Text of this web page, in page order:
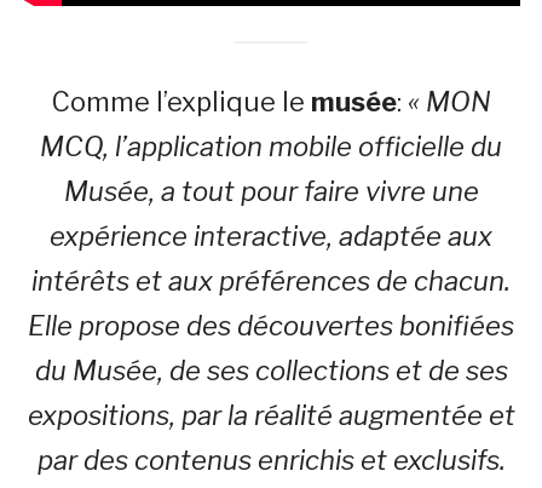
Comme l’explique le musée: « MON
MCQ, l’application mobile officielle du
Musée, a tout pour faire vivre une
expérience interactive, adaptée aux
intérêts et aux préférences de chacun.
Elle propose des découvertes bonifiées
du Musée, de ses collections et de ses
expositions, par la réalité augmentée et
par des contenus enrichis et exclusifs.